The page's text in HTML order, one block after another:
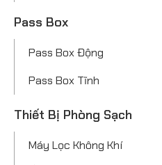
Pass Box
Pass Box Động
Pass Box Tĩnh
Thiết Bị Phòng Sạch
Máy Lọc Không Khí